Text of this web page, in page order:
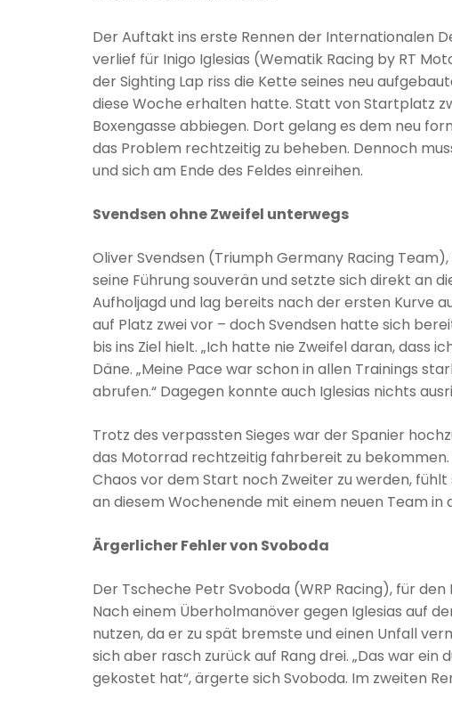
Der Auftakt ins erste Rennen der Internationalen
verlief für Inigo Iglesias (Wematik Racing by RT
der Sighting Lap riss die Kette seines neu
diese Woche erhalten hatte. Statt von Startplatz
Boxengasse abbiegen. Dort gelang es dem neu
das Problem rechtzeitig zu beheben. Dennoch
und sich am Ende des Feldes einreihen.
Svendsen ohne Zweifel unterwegs
Oliver Svendsen (Triumph Germany Racing
seine Führung souverän und setzte sich direkt an
Aufholjagd und lag bereits nach der ersten Kurve
auf Platz zwei vor – doch Svendsen hatte sich
bis ins Ziel hielt. „Ich hatte nie Zweifel daran, dass
Däne. „Meine Pace war schon in allen Trainings
abrufen.“ Dagegen konnte auch Iglesias nichts
Trotz des verpassten Sieges war der Spanier
das Motorrad rechtzeitig fahrbereit zu
Chaos vor dem Start noch Zweiter zu werden,
an diesem Wochenende mit einem neuen Team
Ärgerlicher Fehler von Svoboda
Der Tscheche Petr Svoboda (WRP Racing), für
Nach einem Überholmanöver gegen Iglesias auf
nutzen, da er zu spät bremste und einen Unfall
sich aber rasch zurück auf Rang drei. „Das war
gekostet hat“, ärgerte sich Svoboda. Im zweiten